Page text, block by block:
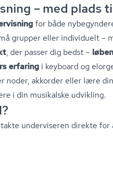
– med plads
for både
grupper eller individuelt –
, der passer dig bedst –
erfaring i keyboard og
noder, akkorder eller lære
i din musikalske udvikling.
underviseren direkte